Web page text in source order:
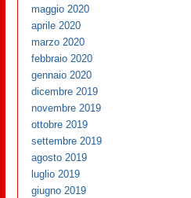
maggio 2020
aprile 2020
marzo 2020
febbraio 2020
gennaio 2020
dicembre 2019
novembre 2019
ottobre 2019
settembre 2019
agosto 2019
luglio 2019
giugno 2019